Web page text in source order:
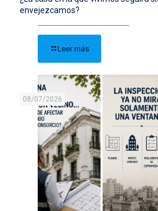
envejezcamos?
Leer más
08/07/2026